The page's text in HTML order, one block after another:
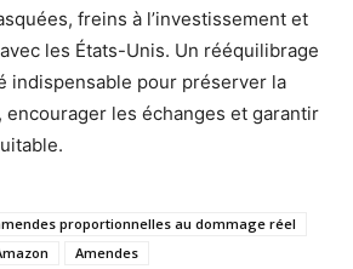
freins à l’investissement et
les États-Unis. Un rééquilibrage
indispensable pour préserver la
les échanges et garantir
proportionnelles au dommage réel
Amendes